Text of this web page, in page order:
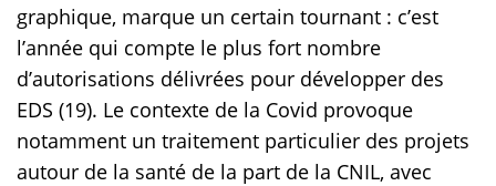
graphique, marque un certain tournant : c’est
l’année qui compte le plus fort nombre
d’autorisations délivrées pour développer des
EDS (19). Le contexte de la Covid provoque
notamment un traitement particulier des projets
autour de la santé de la part de la CNIL, avec